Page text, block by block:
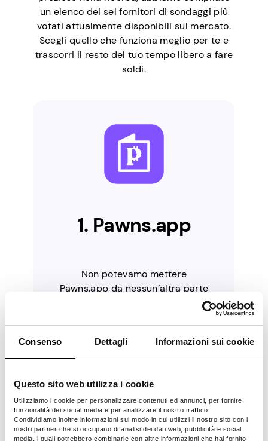
Consenso Dettagli Informazioni sui cookie
Questo sito web utilizza i cookie
Utilizziamo i cookie per personalizzare contenuti ed annunci, per fornire
funzionalità dei social media e per analizzare il nostro traffico.
Condividiamo inoltre informazioni sul modo in cui utilizzi il nostro sito con i
nostri partner che si occupano di analisi dei dati web, pubblicità e social
media, i quali potrebbero combinarle con altre informazioni che hai fornito
un elenco dei sei fornitori di sondaggi più
votati attualmente disponibili sul mercato.
Scegli quello che funziona meglio per te e
trascorri il resto del tuo tempo libero a fare
soldi.
1. Pawns.app
Non potevamo mettere
Pawns.app da nessun’altra parte
se non in cima alla nostra lista. È
spalle, quindi puoi essere certo
che la tua privacy sarà protetta e
rari fornitori di sondaggi che
offre a quasi tutti la possibilità di
guadagnare un reddito passivo
completando sondaggi retribuiti,